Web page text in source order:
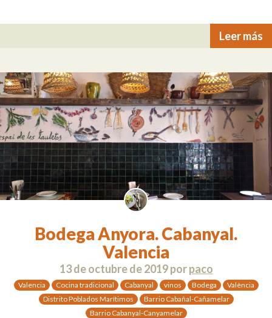
Leer más
Bodega Anyora. Cabanyal.
Valencia
13 de octubre de 2019porpaco
Valencia Cocina tradicional Cabanyal vinos Bodega
València
Distrito Poblados Marítimos
Barrio Cabañal-Cañamelar
Barrio Cabanyal-Canyamelar